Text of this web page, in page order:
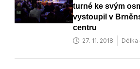
turné ke svým
vystoupil v
centru
27. 11. 2018 Délka